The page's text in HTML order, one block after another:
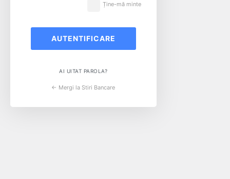
Ține-mă minte
AI UITAT PAROLA?
← Mergi la Stiri Bancare